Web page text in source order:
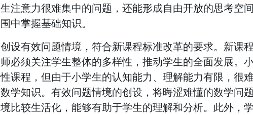
生注意力很难集中的问题，还能形成自由开放的思考空
围中掌握基础知识。
创设有效问题情境，符合新课程标准改革的要求。新课
师必须关注学生整体的多样性，推动学生的全面发展。
性课程，但由于小学生的认知能力、理解能力有限，很
数学知识。有效问题情境的创设，将晦涩难懂的数学问
境比较生活化，能够有助于学生的理解和分析。此外，